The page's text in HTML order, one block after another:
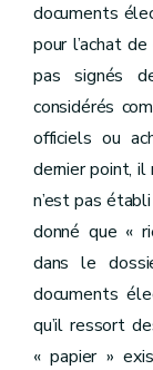
documents
pour l’achat
pas signés
considérés
officiels ou
dernier point, il
n’est pas
donné que «
dans le
documents
qu’il ressort
« papier »